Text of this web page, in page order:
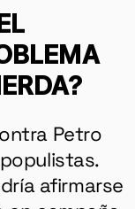
Petro
afirmarse